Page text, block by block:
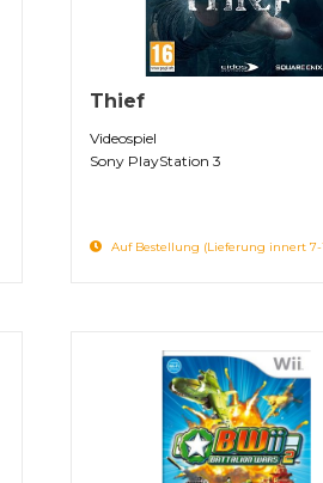
Thief
Videospiel
Sony PlayStation 3
Auf Bestellung (Lieferung innert 7-